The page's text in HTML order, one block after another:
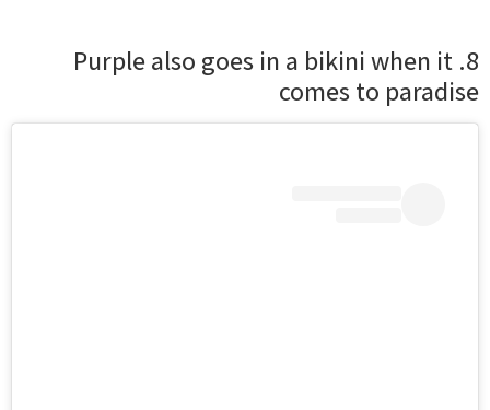
8. Purple also goes in a bikini when it
comes to paradise